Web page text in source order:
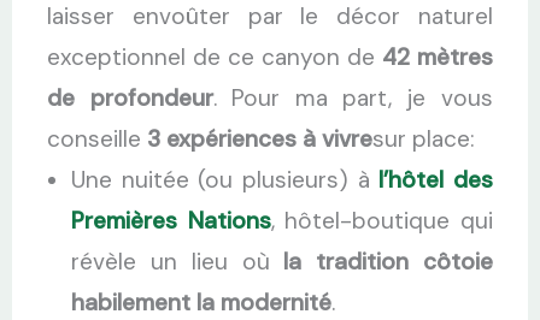
laisser envoûter par le décor naturel
exceptionnel de ce canyon de 42 mètres
de profondeur. Pour ma part, je vous
conseille 3 expériences à vivresur place:
Une nuitée (ou plusieurs) à l’hôtel des
Premières Nations, hôtel-boutique qui
révèle un lieu où la tradition côtoie
habilement la modernité.